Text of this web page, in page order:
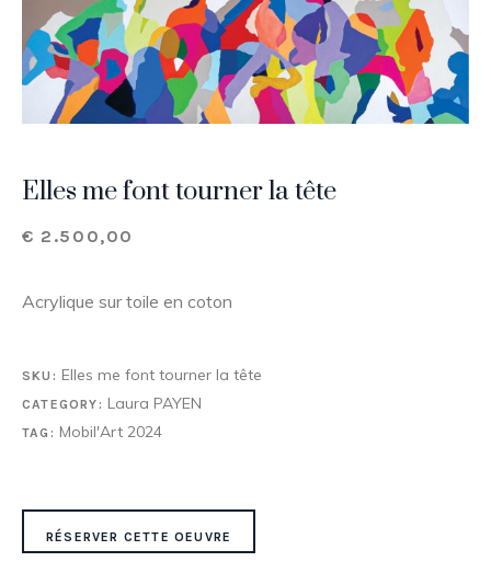
Elles me font tourner la tête
€ 2.500,00
Acrylique sur toile en coton
SKU: Elles me font tourner la tête
CATEGORY: Laura PAYEN
TAG: Mobil'Art 2024
RÉSERVER CETTE OEUVRE